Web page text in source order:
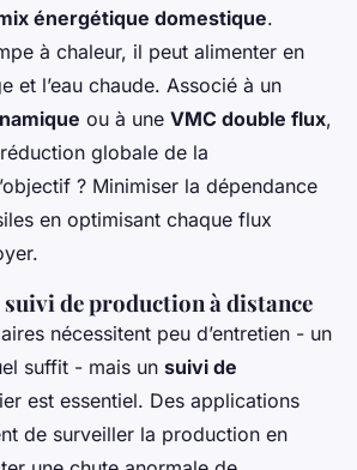
énergétique domestique.
à chaleur, il peut alimenter en
et l’eau chaude. Associé à un
ou à une VMC double flux,
globale de la
? Minimiser la dépendance
en optimisant chaque flux
de production à distance
nécessitent peu d’entretien - un
suffit - mais un suivi de
est essentiel. Des applications
de surveiller la production en